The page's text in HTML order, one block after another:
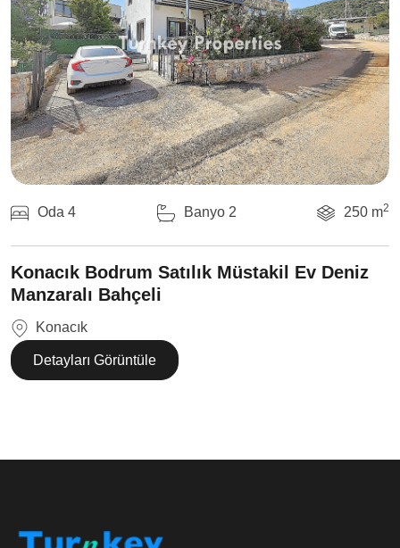
Oda 4 Banyo 2 250 m2
Konacık Bodrum Satılık Müstakil Ev Deniz
Manzaralı Bahçeli
Konacık
Detayları Görüntüle